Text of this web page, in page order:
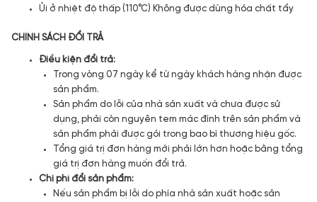
Ủi ở nhiệt độ thấp (110°C) Không được dùng hóa chất tẩy
CHÍNH SÁCH ĐỔI TRẢ
Điều kiện đổi trả:
Trong vòng 07 ngày kể từ ngày khách hàng nhận được
sản phẩm.
Sản phẩm do lỗi của nhà sản xuất và chưa được sử
dụng, phải còn nguyên tem mác đính trên sản phẩm và
sản phẩm phải được gói trong bao bì thương hiệu gốc.
Tổng giá trị đơn hàng mới phải lớn hơn hoặc bằng tổng
giá trị đơn hàng muốn đổi trả.
Chi phí đổi sản phẩm:
Nếu sản phẩm bị lỗi do phía nhà sản xuất hoặc sản